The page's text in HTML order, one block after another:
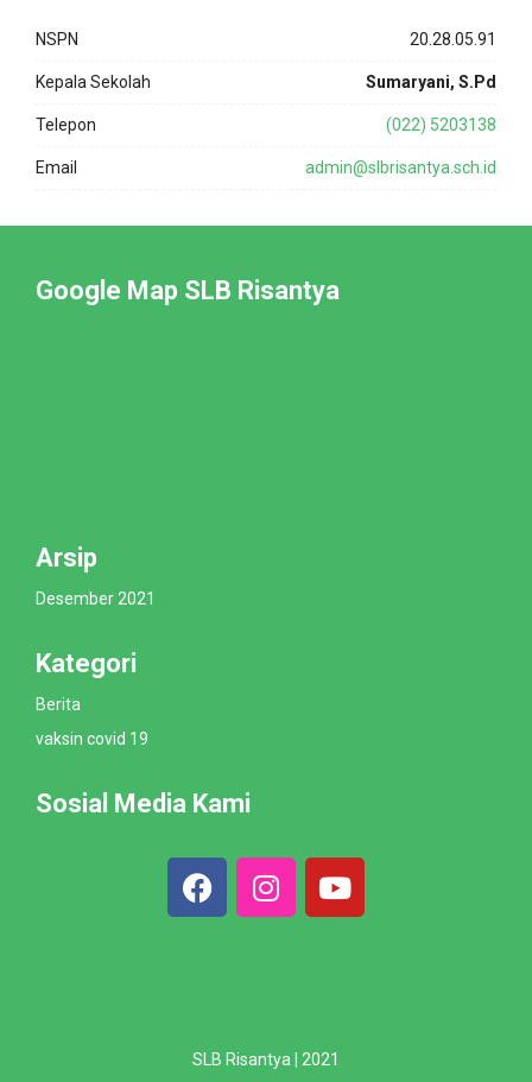
NSPN 20.28.05.91
Kepala Sekolah Sumaryani, S.Pd
Telepon (022) 5203138
Email admin@slbrisantya.sch.id
Google Map SLB Risantya
Arsip
Desember 2021
Kategori
Berita
vaksin covid 19
Sosial Media Kami
SLB Risantya | 2021